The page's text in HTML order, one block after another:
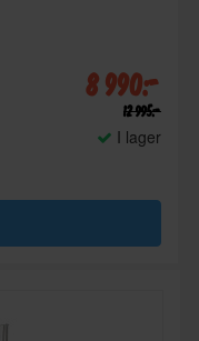
8 990:-
12 995:-
I lager